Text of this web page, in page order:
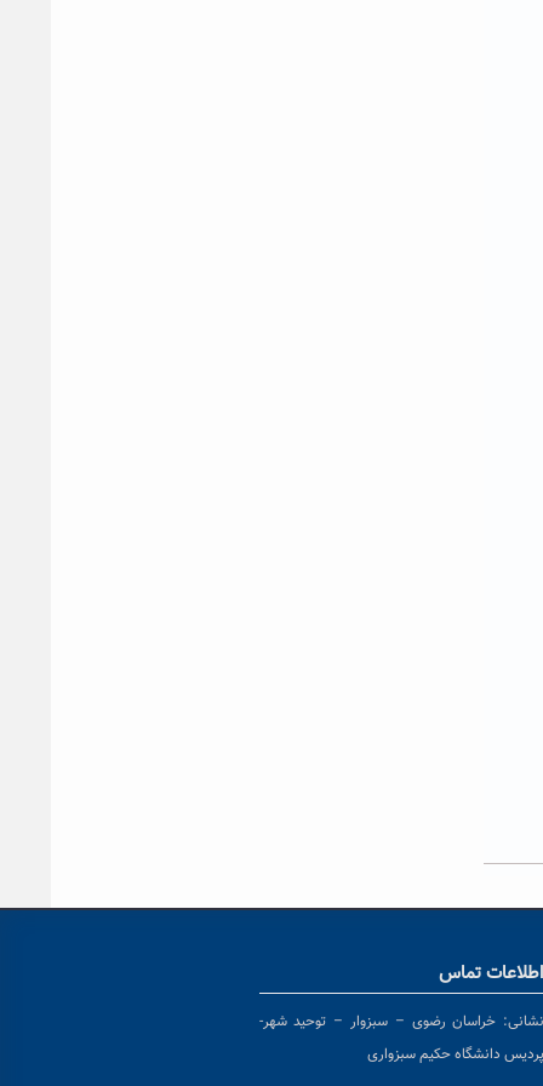
اطلاعات تماس
نشانی: خراسان رضوی – سبزوار – توحید شهر-
پردیس دانشگاه حکیم سبزواری